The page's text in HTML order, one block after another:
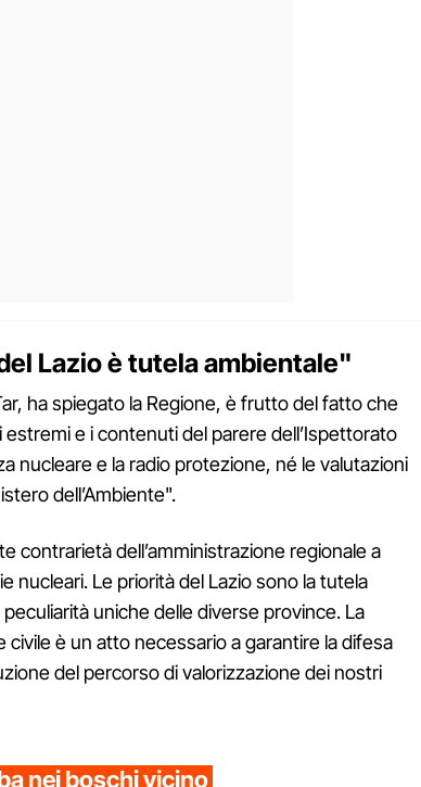
Lazio è tutela ambientale"
ha spiegato la Regione, è frutto del fatto che
e i contenuti del parere dell’Ispettorato
nucleare e la radio protezione, né le valutazioni
dell’Ambiente".
contrarietà dell’amministrazione regionale a
nucleari. Le priorità del Lazio sono la tutela
uniche delle diverse province. La
è un atto necessario a garantire la difesa
del percorso di valorizzazione dei nostri
nei boschi vicino